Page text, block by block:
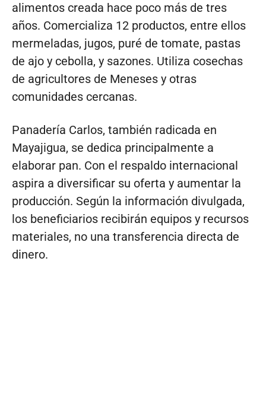
alimentos creada hace poco más de tres
años. Comercializa 12 productos, entre ellos
mermeladas, jugos, puré de tomate, pastas
de ajo y cebolla, y sazones. Utiliza cosechas
de agricultores de Meneses y otras
comunidades cercanas.
Panadería Carlos, también radicada en
Mayajigua, se dedica principalmente a
elaborar pan. Con el respaldo internacional
aspira a diversificar su oferta y aumentar la
producción. Según la información divulgada,
los beneficiarios recibirán equipos y recursos
materiales, no una transferencia directa de
dinero.